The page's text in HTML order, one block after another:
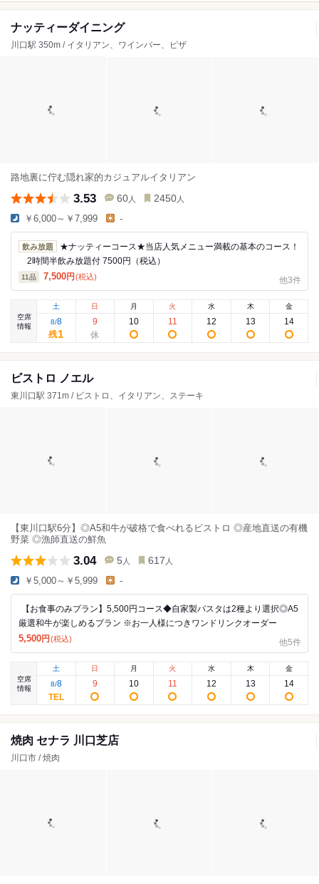
ナッティーダイニング
川口駅 350m / イタリアン、ワインバー、ピザ
路地裏に佇む隠れ家的カジュアルイタリアン
3.53 60 人 2450 人
￥6,000～￥7,999 -
飲み放題
★ナッティーコース★当店人気メニュー満載の基本のコース！
2時間半飲み放題付 7500円（税込）
11品 7,500円 (税込) 他3件
空席
情報
土
8/8
残1
日
9
月
10
火
11
水
12
木
13
金
14
ビストロ ノエル
東川口駅 371m / ビストロ、イタリアン、ステーキ
【東川口駅6分】◎A5和牛が破格で食べれるビストロ ◎産地直送の有機
野菜 ◎漁師直送の鮮魚
3.04 5 人 617 人
￥5,000～￥5,999 -
【お食事のみプラン】5,500円コース◆自家製パスタは2種より選択◎A5
厳選和牛が楽しめるプラン ※お一人様につきワンドリンクオーダー
5,500円 (税込) 他5件
空席
情報
土
8/8
日
9
月
10
火
11
水
12
木
13
金
14
焼肉 セナラ 川口芝店
川口市 / 焼肉